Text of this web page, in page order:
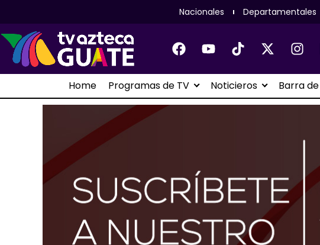
Nacionales Departamentales
Home Programas de TV Noticieros Barra